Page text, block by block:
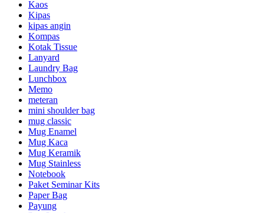
Kaos
Kipas
kipas angin
Kompas
Kotak Tissue
Lanyard
Laundry Bag
Lunchbox
Memo
meteran
mini shoulder bag
mug classic
Mug Enamel
Mug Kaca
Mug Keramik
Mug Stainless
Notebook
Paket Seminar Kits
Paper Bag
Payung